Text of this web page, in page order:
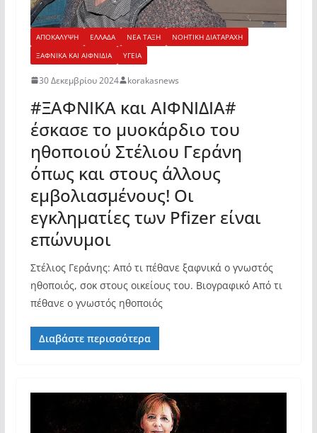
ΑΠΟΚΑΛΥΨΗ ΕΛΛΑΔΑ ΝΕΑ ΤΑΞΗ
ΝΟΗΤΙΚΗ ΔΙΑΤΑΡΑΧΗ
ΞΑΦΝΙΚΑ ΚΑΙ ΑΙΦΝΙΔΙΑ
ΥΓΕΙΑ
30 Δεκεμβρίου 2024 korakasnews
#ΞΑΦΝΙΚΑ και ΑΙΦΝΙΔΙΑ#
έσκασε το μυοκάρδιο του
ηθοποιού Στέλιου Γεράνη
όπως και στους άλλους
εμβολιασμένους! Οι
εγκληματίες των Pfizer είναι
επώνυμοι
Στέλιος Γεράνης: Από τι πέθανε ξαφνικά ο γνωστός
ηθοποιός, σοκ στους οικείους του. Βιογραφικό Από τι
πέθανε ο γνωστός ηθοποιός
Διαβάστε περισσότερα